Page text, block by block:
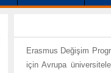
Erasmus Değişim
için Avrupa